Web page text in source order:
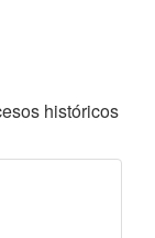
históricos